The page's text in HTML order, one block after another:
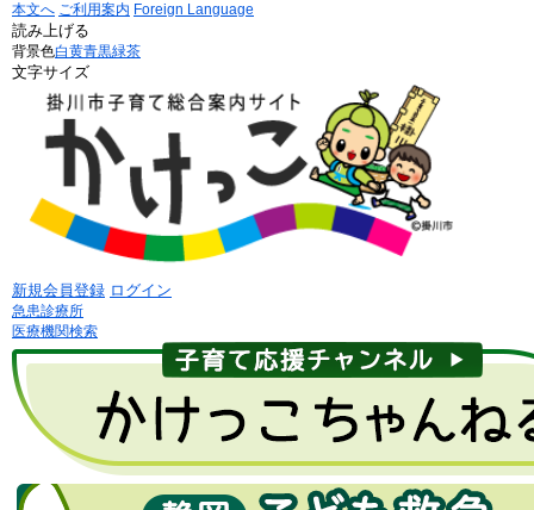
本文へ ご利用案内 Foreign Language
読み上げる
背景色白黄青黒緑茶
文字サイズ
新規会員登録 ログイン
急患診療所
医療機関検索